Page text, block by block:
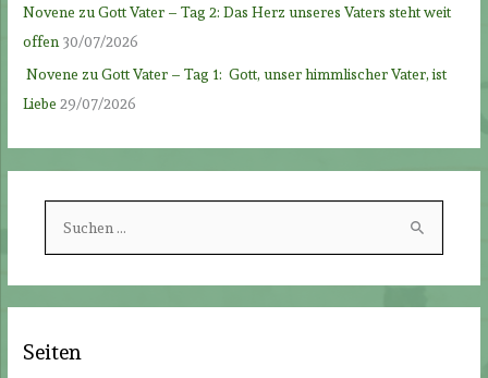
Novene zu Gott Vater – Tag 2: Das Herz unseres Vaters steht weit
offen 30/07/2026
Novene zu Gott Vater – Tag 1: Gott, unser himmlischer Vater, ist
Liebe 29/07/2026
h
n
Seiten